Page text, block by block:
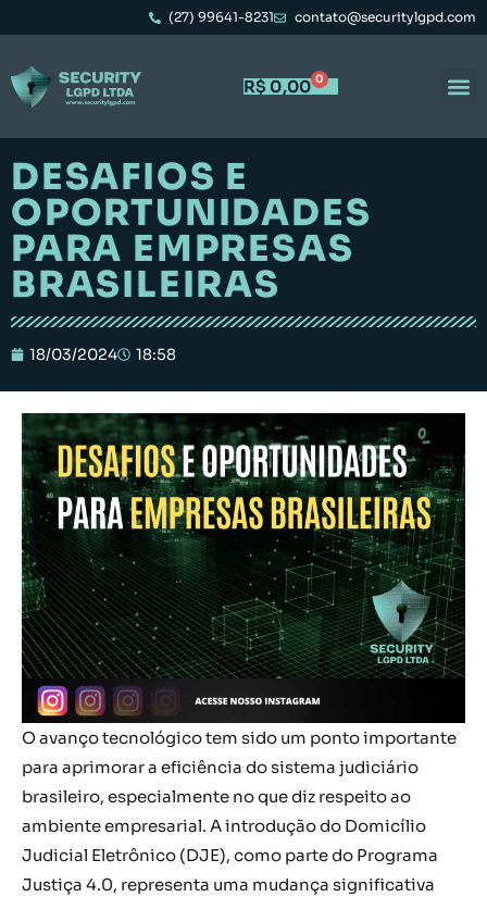
(27) 99641-8231 contato@securitylgpd.com
R$ 0,00 0
DESAFIOS E
OPORTUNIDADES
PARA EMPRESAS
BRASILEIRAS
18/03/2024 18:58
O avanço tecnológico tem sido um ponto importante
para aprimorar a eficiência do sistema judiciário
brasileiro, especialmente no que diz respeito ao
ambiente empresarial. A introdução do Domicílio
Judicial Eletrônico (DJE), como parte do Programa
Justiça 4.0, representa uma mudança significativa